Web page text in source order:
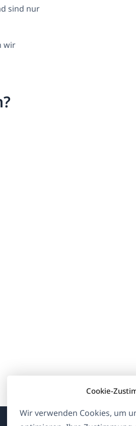
Cookie-
Wir verwenden Cookies, um
sind nur
wir